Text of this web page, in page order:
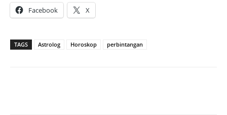
Facebook X
TAGS Astrolog Horoskop perbintangan